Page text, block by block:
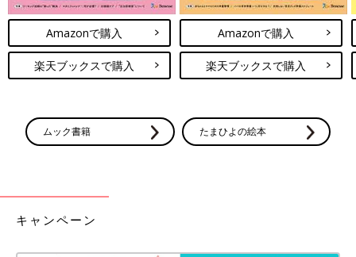
次回に続く。
・[10年ぶりに出産しました]記事一覧
[マォ]
Amazonで購入
楽天ブックスで購入
Amazonで購入
楽天ブックスで購入
ムック書籍 たまひよの絵本
キャンペーン